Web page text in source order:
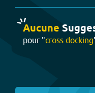
Aucune
pour "cross docking